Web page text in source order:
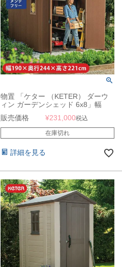
物置 「ケター （KETER） ダーウ
ィン ガーデンシェッド 6x8」幅
190×奥行244×高さ221cm ブラウン
（木目調）
販売価格 ¥231,000税込
在庫切れ
詳細を見る